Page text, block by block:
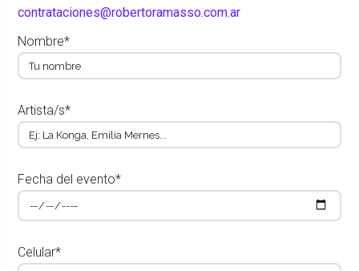
contrataciones@robertoramasso.com.ar
Nombre*
Artista/s*
Fecha del evento*
Celular*